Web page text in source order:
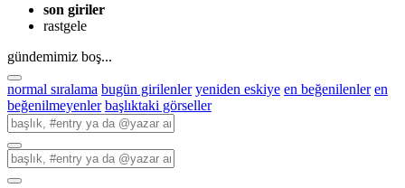
son giriler
rastgele
gündemimiz boş...
normal sıralama bugün girilenler yeniden eskiye en beğenilenler en
beğenilmeyenler başlıktaki görseller